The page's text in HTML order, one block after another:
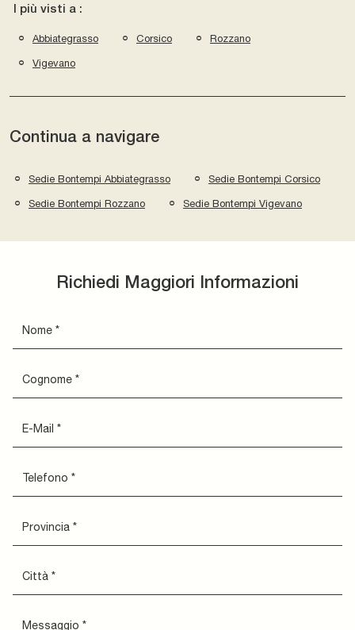
I più visti a :
Abbiategrasso Corsico Rozzano
Vigevano
Continua a navigare
Sedie Bontempi Abbiategrasso Sedie Bontempi Corsico
Sedie Bontempi Rozzano Sedie Bontempi Vigevano
Richiedi Maggiori Informazioni